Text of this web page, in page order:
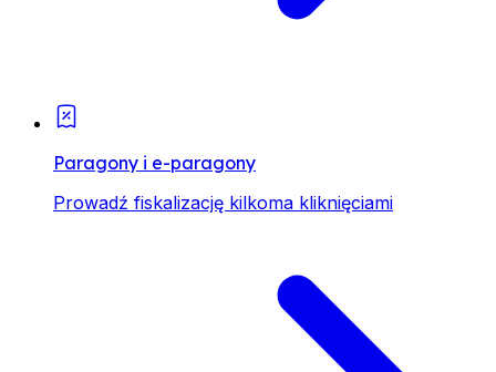
Paragony i e-paragony
Prowadź fiskalizację kilkoma kliknięciami